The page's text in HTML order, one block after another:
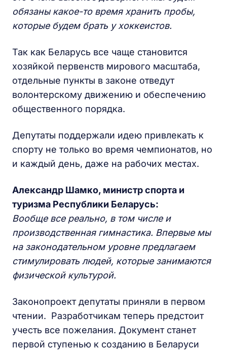
обязаны какое-то время хранить пробы,
которые будем брать у хоккеистов.
Так как Беларусь все чаще становится
хозяйкой первенств мирового масштаба,
отдельные пункты в законе отведут
волонтерскому движению и обеспечению
общественного порядка.
Депутаты поддержали идею привлекать к
спорту не только во время чемпионатов, но
и каждый день, даже на рабочих местах.
Александр Шамко, министр спорта и
туризма Республики Беларусь:
Вообще все реально, в том числе и
производственная гимнастика. Впервые мы
на законодательном уровне предлагаем
стимулировать людей, которые занимаются
физической культурой.
Законопроект депутаты приняли в первом
чтении. Разработчикам теперь предстоит
учесть все пожелания. Документ станет
первой ступенью к созданию в Беларуси